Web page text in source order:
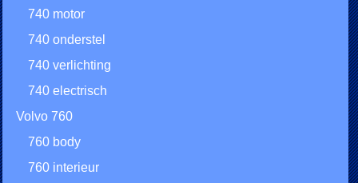
740 motor
740 onderstel
740 verlichting
740 electrisch
Volvo 760
760 body
760 interieur